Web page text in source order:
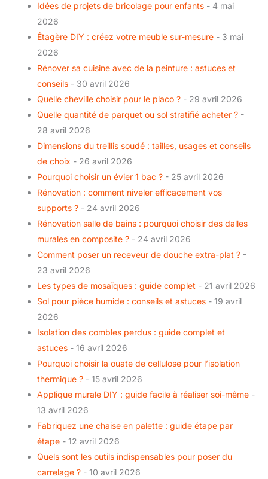
Idées de projets de bricolage pour enfants - 4 mai
2026
Étagère DIY : créez votre meuble sur-mesure - 3 mai
2026
Rénover sa cuisine avec de la peinture : astuces et
conseils - 30 avril 2026
Quelle cheville choisir pour le placo ? - 29 avril 2026
Quelle quantité de parquet ou sol stratifié acheter ? -
28 avril 2026
Dimensions du treillis soudé : tailles, usages et conseils
de choix - 26 avril 2026
Pourquoi choisir un évier 1 bac ? - 25 avril 2026
Rénovation : comment niveler efficacement vos
supports ? - 24 avril 2026
Rénovation salle de bains : pourquoi choisir des dalles
murales en composite ? - 24 avril 2026
Comment poser un receveur de douche extra-plat ? -
23 avril 2026
Les types de mosaïques : guide complet - 21 avril 2026
Sol pour pièce humide : conseils et astuces - 19 avril
2026
Isolation des combles perdus : guide complet et
astuces - 16 avril 2026
Pourquoi choisir la ouate de cellulose pour l’isolation
thermique ? - 15 avril 2026
Applique murale DIY : guide facile à réaliser soi-même -
13 avril 2026
Fabriquez une chaise en palette : guide étape par
étape - 12 avril 2026
Quels sont les outils indispensables pour poser du
carrelage ? - 10 avril 2026